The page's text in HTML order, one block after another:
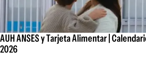
AUH ANSES y Tarjeta Alimentar |
2026